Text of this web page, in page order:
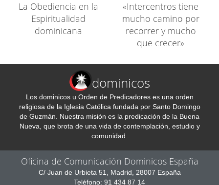
La Obediencia en la
Espiritualidad
dominicana
«Intercentros tiene
mucho camino por
recorrer y mucho
que crecer»
dominicos
Los dominicos u Orden de Predicadores es una orden
religiosa de la Iglesia Católica fundada por Santo Domingo
de Guzmán. Nuestra misión es la predicación de la Buena
Nueva, que brota de una vida de contemplación, estudio y
comunidad.
Oficina de Comunicación Dominicos España
C/ Juan de Urbieta 51, Madrid, 28007 España
Teléfono: 91 434 87 14